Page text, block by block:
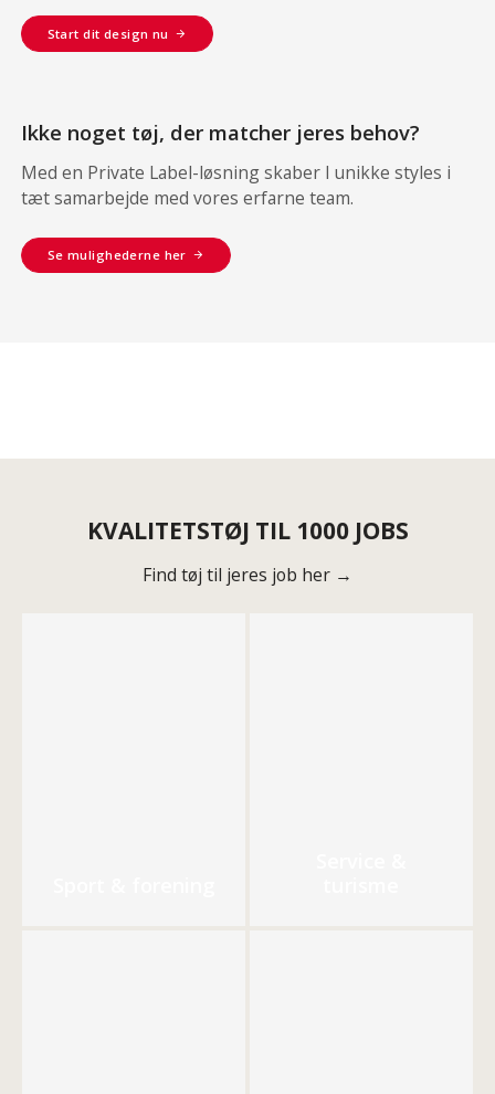
Start dit design nu
Ikke noget tøj, der matcher jeres behov?
Med en Private Label-løsning skaber I unikke styles i
tæt samarbejde med vores erfarne team.
Se mulighederne her
KVALITETSTØJ TIL 1000 JOBS
Find tøj til jeres job her →